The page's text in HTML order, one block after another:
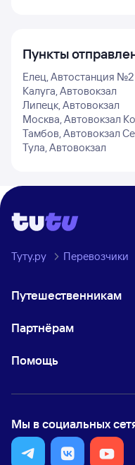
Пункты
Елец, Автостанция №2
Калуга, Автовокзал
Липецк, Автовокзал
Москва, Автовокзал
Тамбов, Автовокзал
Тула, Автовокзал
Туту.ру Перевозчики
Путешественникам
Партнёрам
Помощь
Мы в социальных